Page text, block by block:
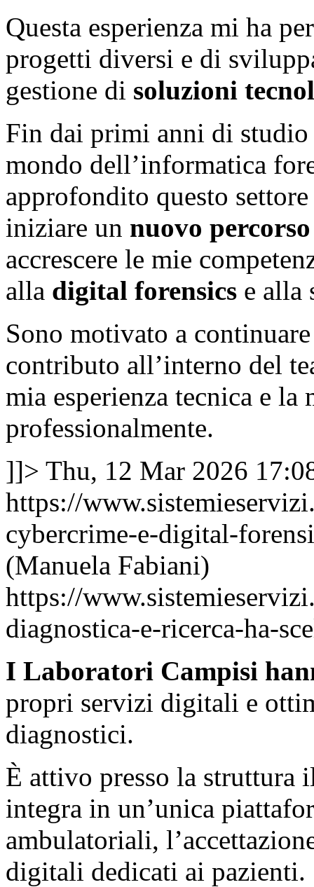
Questa esperienza mi ha
progetti diversi e di
gestione di soluzioni
Fin dai primi anni di studio
mondo dell’informatica
approfondito questo
iniziare un nuovo
accrescere le mie
alla digital forensics e alla
Sono motivato a
contributo all’interno del
mia esperienza tecnica e la
professionalmente.
]]> Thu, 12 Mar 2026
https://
cybercrime-e-digital-
(Manuela Fabiani)
https://
diagnostica-e-ricerca-ha-
I Laboratori Campisi
propri servizi digitali e
diagnostici.
È attivo presso la struttura
integra in un’unica
ambulatoriali,
digitali dedicati ai pazienti.